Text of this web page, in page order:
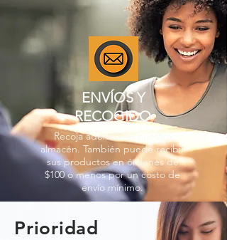
ENVÍOS Y
RECOGIDO
Recoja además en nuestro
almacén. También puede recibir
sus productos en órdenes de
$100 o menos por un costo de
envío mínimo.
Prioridad